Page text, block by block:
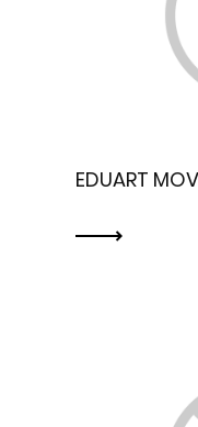
EDUART